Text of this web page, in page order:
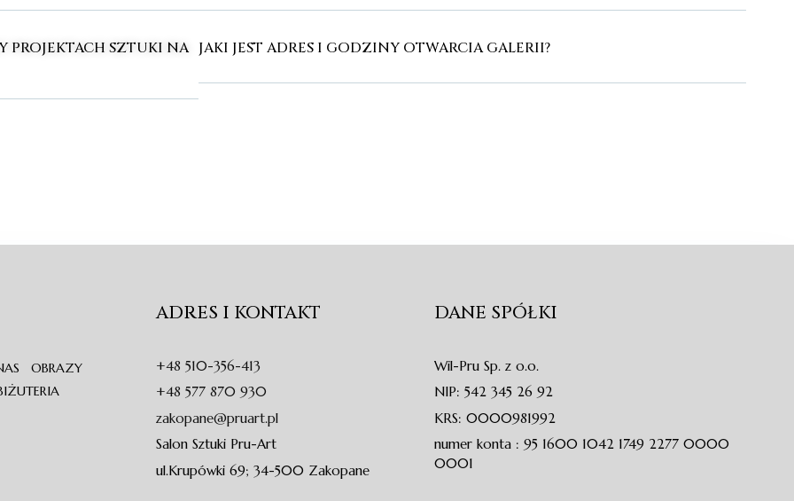
PROJEKTACH SZTUKI NA JAKI JEST ADRES I GODZINY OTWARCIA GALERII?
OBRAZY
ADRES I KONTAKT
+48 510-356-413
+48 577 870 930
zakopane@pruart.pl
Salon Sztuki Pru-Art
ul.Krupówki 69; 34-500 Zakopane
DANE SPÓŁKI
Wil-Pru Sp. z o.o.
NIP: 542 345 26 92
KRS: 0000981992
numer konta : 95 1600 1042 1749 2277 0000
0001